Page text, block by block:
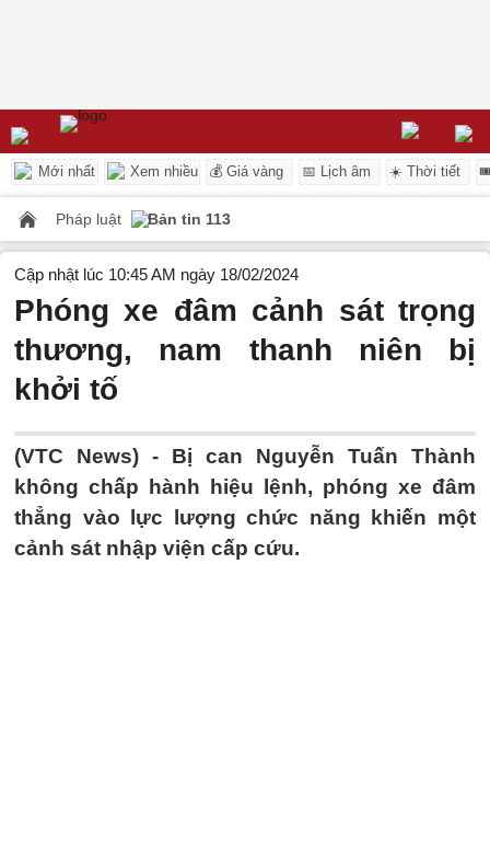
Mới nhất Xem nhiều 💰 Giá vàng 📅 Lịch âm ☀️ Thời tiết
Pháp luật Bản tin 113
Cập nhật lúc 10:45 AM ngày 18/02/2024
Phóng xe đâm cảnh sát trọng
thương, nam thanh niên bị
khởi tố
(VTC News) - Bị can Nguyễn Tuấn Thành
không chấp hành hiệu lệnh, phóng xe đâm
thẳng vào lực lượng chức năng khiến một
cảnh sát nhập viện cấp cứu.